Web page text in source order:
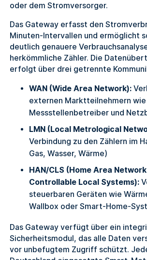
oder dem Stromversorger.
Das Gateway erfasst den
Minuten-Intervallen und ermöglicht
deutlich genauere
herkömmliche Zähler. Die
erfolgt über drei getrennte
WAN (Wide Area Network):
externen Marktteilnehmern wie
Messstellenbetreiber und
LMN (Local Metrological
Verbindung zu den Zählern im
Gas, Wasser, Wärme)
HAN/CLS (Home Area
Controllable Local Systems):
steuerbaren Geräten wie
Wallbox oder Smart-Home-
Das Gateway verfügt über ein
Sicherheitsmodul, das alle Daten
vor unbefugtem Zugriff schützt.